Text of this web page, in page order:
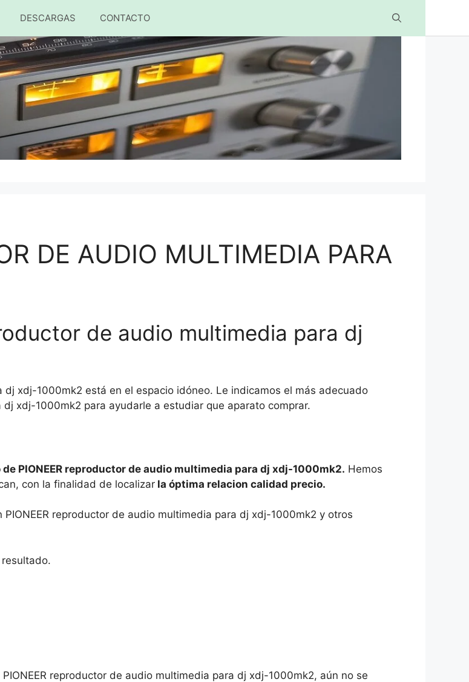
DESCARGAS CONTACTO
DE AUDIO MULTIMEDIA PARA
de audio multimedia para dj
dj xdj-1000mk2 está en el espacio idóneo. Le indicamos el más adecuado
xdj-1000mk2 para ayudarle a estudiar que aparato comprar.
PIONEER reproductor de audio multimedia para dj xdj-1000mk2. Hemos
con la finalidad de localizar la óptima relacion calidad precio.
reproductor de audio multimedia para dj xdj-1000mk2 y otros
reproductor de audio multimedia para dj xdj-1000mk2, aún no se